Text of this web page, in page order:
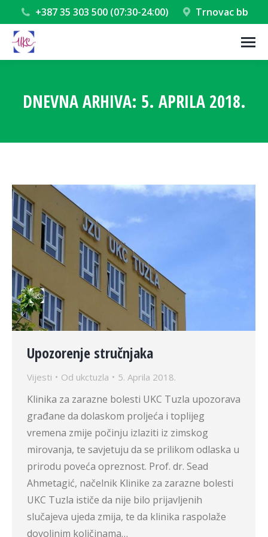
+387 35 303 500 (07:30-24:00) Trnovac bb
DNEVNA ARHIVA: 5. APRILA 2018.
Upozorenje stručnjaka
Vijesti Od ukctuzla 5. Aprila 2018.
Klinika za zarazne bolesti UKC Tuzla upozorava
građane da dolaskom proljeća i toplijeg
vremena zmije počinju izlaziti iz zimskog
mirovanja, te savjetuju da se prilikom odlaska u
prirodu poveća opreznost. Prof. dr. Sead
Ahmetagić, načelnik Klinike za zarazne bolesti
UKC Tuzla ističe da nije bilo prijavljenih
slučajeva ujeda zmija, te da klinika raspolaže
dovoljnim količinama…